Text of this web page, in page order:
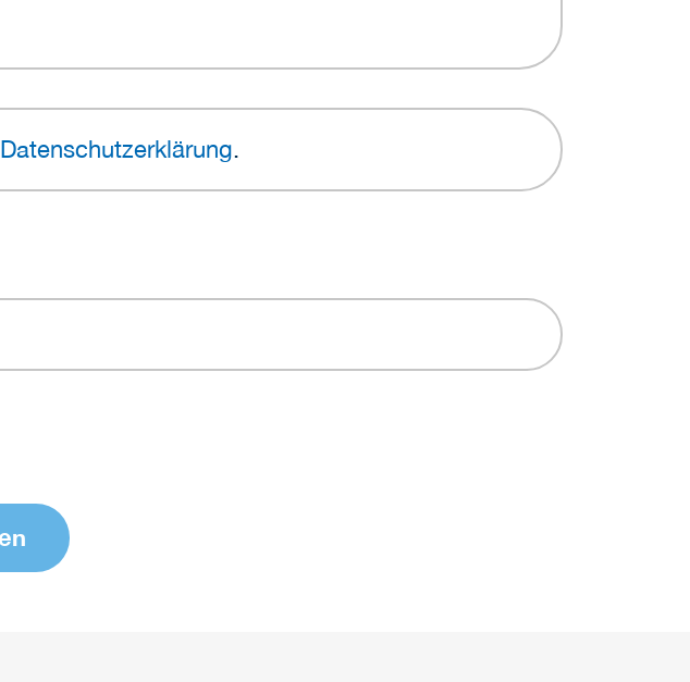
Datenschutzerklärung.